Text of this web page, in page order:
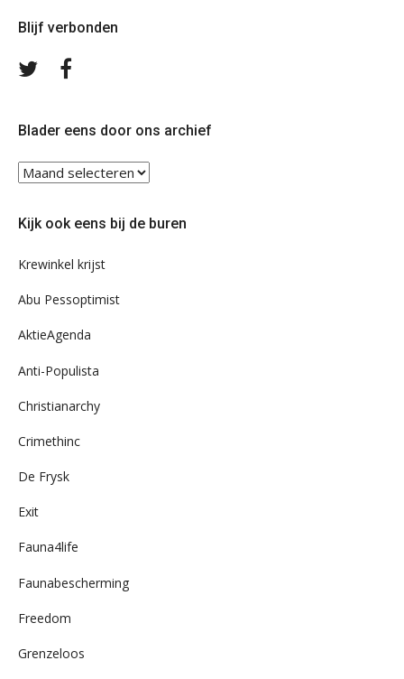
Blijf verbonden
Volg
Blader eens door ons archief
Blader
eens
ons
Kijk ook eens bij de buren
Krewinkel krijst
Abu Pessoptimist
AktieAgenda
Anti-Populista
Christianarchy
Crimethinc
De Frysk
Exit
Fauna4life
Faunabescherming
Freedom
Grenzeloos